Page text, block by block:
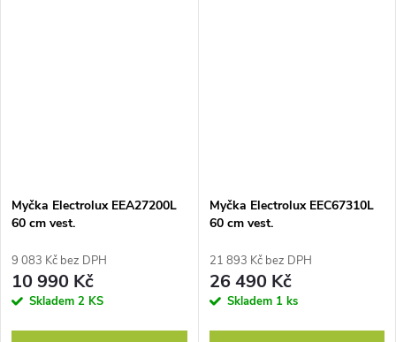
Myčka Electrolux EEA27200L
60 cm vest.
9 083 Kč bez DPH
10 990 Kč
Skladem 2 KS
Myčka Electrolux EEC67310L
60 cm vest.
21 893 Kč bez DPH
26 490 Kč
Skladem 1 ks